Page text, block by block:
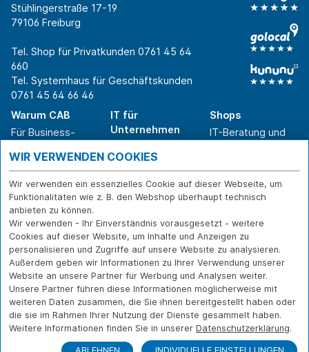
Stühlingerstraße 17-19
79106 Freiburg
Tel. Shop für Privatkunden 0761 45 64
660
Tel. Systemhaus für Geschäftskunden
0761 45 64 66 46
Warum CAB
Für Business-
Für IT-Leiter
Erfolgsgeschichte
Branchen
IT für
Unternehmen
IT-Infrastruktur
Softwarelösungen
WLAN-Lösungen
Shops
IT-Beratung und
Versand- und
Zahlarten
Rücksendung und
Widerruf
Über CAB
Karriere
Sponsoring
Partner
News
Kontakt
IMPRESSUM
DATENSCHUTZ
FERNWARTUNG
WIR VERWENDEN COOKIES
Wir verwenden ein essenzielles Cookie auf dieser Webseite, um
Funktionalitäten wie z. B. den Webshop überhaupt technisch
anbieten zu können.
Wir verwenden - Ihr Einverständnis vorausgesetzt - weitere
Cookies auf dieser Website, um Inhalte und Anzeigen zu
personalisieren und Zugriffe auf unsere Website zu analysieren.
Außerdem geben wir Informationen zu Ihrer Verwendung unserer
Website an unsere Partner für Werbung und Analysen weiter.
Unsere Partner führen diese Informationen möglicherweise mit
weiteren Daten zusammen, die Sie ihnen bereitgestellt haben oder
die sie im Rahmen Ihrer Nutzung der Dienste gesammelt haben.
Weitere Informationen finden Sie in unserer Datenschutzerklärung.